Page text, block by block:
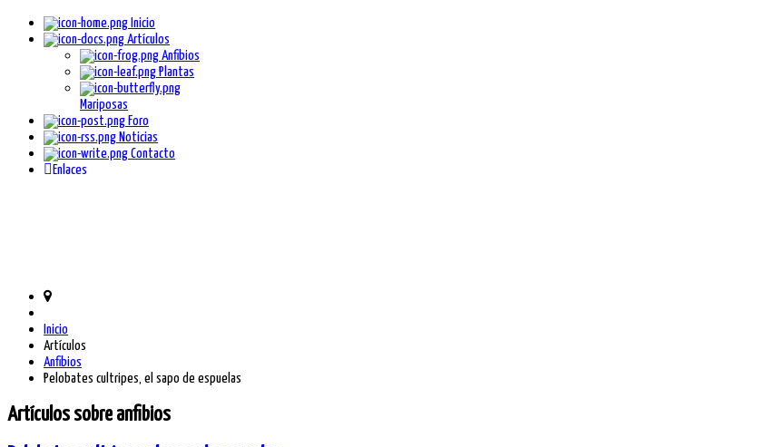
Inicio
Artículos
Anfibios
Plantas
Mariposas
Foro
Noticias
Contacto
Enlaces
Inicio
Artículos
Anfibios
Pelobates cultripes, el sapo de espuelas
Artículos sobre anfibios